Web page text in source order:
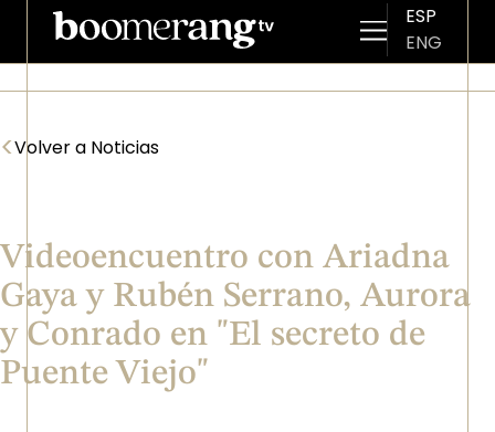
ESP
ENG
<Volver a Noticias
Videoencuentro con Ariadna
Gaya y Rubén Serrano, Aurora
y Conrado en "El secreto de
Puente Viejo"